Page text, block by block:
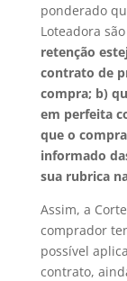
ponderado
Loteadora
retenção
contrato de
compra; b)
em perfeita
que o
informado
sua rubrica
Assim, a
comprador
possível
contrato,